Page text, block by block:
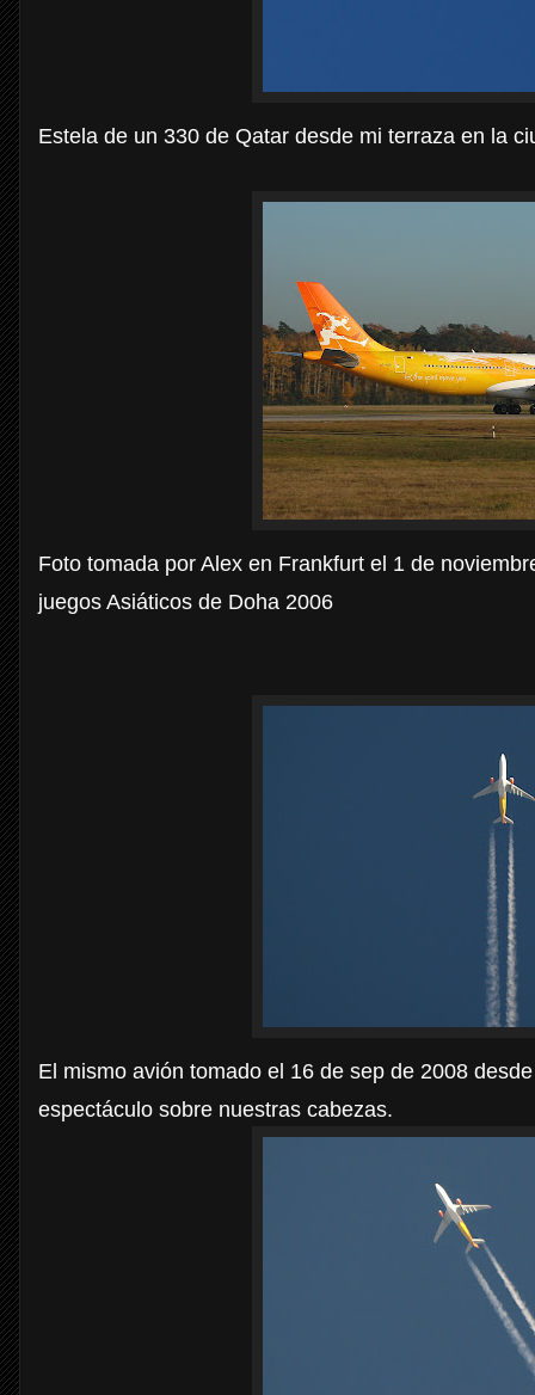
Estela de un 330 de Qatar desde mi terraza en la
Foto tomada por Alex en Frankfurt el 1 de
juegos Asiáticos de Doha 2006
El mismo avión tomado el 16 de sep de 2008
espectáculo sobre nuestras cabezas.